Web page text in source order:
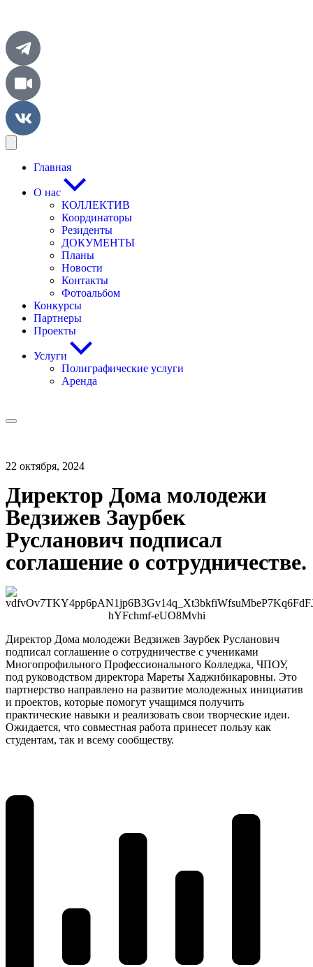
Главная
О нас
КОЛЛЕКТИВ
Координаторы
Резиденты
ДОКУМЕНТЫ
Планы
Новости
Контакты
Фотоальбом
Конкурсы
Партнеры
Проекты
Услуги
Полиграфические услуги
Аренда
22 октября, 2024
Директор Дома молодежи
Ведзижев Заурбек
Русланович подписал
соглашение о сотрудничестве.
Директор Дома молодежи Ведзижев Заурбек Русланович
подписал соглашение о сотрудничестве с учениками
Многопрофильного Профессионального Колледжа, ЧПОУ,
под руководством директора Мареты Хаджибикаровны. Это
партнерство направлено на развитие молодежных инициатив
и проектов, которые помогут учащимся получить
практические навыки и реализовать свои творческие идеи.
Ожидается, что совместная работа принесет пользу как
студентам, так и всему сообществу.